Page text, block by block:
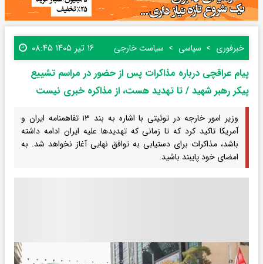
خبرفوری سیاسی سیاست خارجی ۱۶ تیر ۱۴۰۵ ۰۸:۴۵
پیام عراقچی درباره مذاکرات پس از حضور در مراسم تشییع
پیکر رهبر شهید / تا تهدید هست، از مذاکره خبری نیست
وزیر امور خارجه در توئیتی با اشاره به بند ۱۳ تفاهمنامه ایران و
آمریکا تاکید کرد که تا زمانی که تهدیدها علیه ایران ادامه داشته
باشد، مذاکرات برای دستیابی به توافق نهایی آغاز نخواهد شد. به
امضای خود پایبند باشید.